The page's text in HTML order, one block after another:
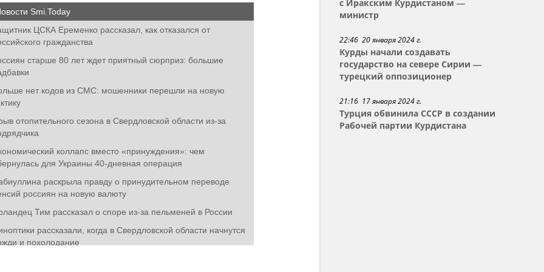
с Иракским Курдистаном —
министр
22:46 20 января 2024 г.
Курды начали создавать
государство на севере Сирии —
турецкий оппозиционер
21:16 17 января 2024 г.
Турция обвинила СССР в создании
Рабочей партии Курдистана